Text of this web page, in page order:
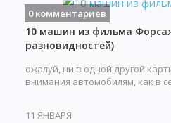
0 комментариев
10 машин из фильма
разновидностей)
ожалуй, ни в одной другой
внимания автомобилям, как в
11 ЯНВАРЯ